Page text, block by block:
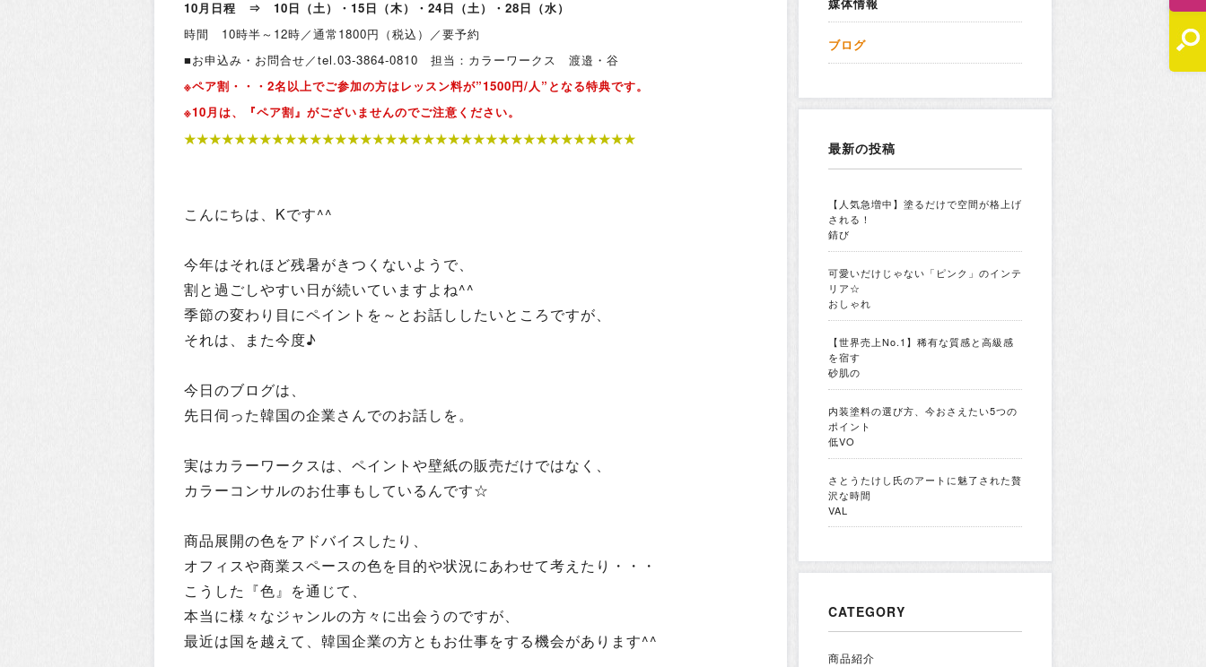
10月日程 ⇒ 10日（土）・15日（木）・24日（土）・28日（水）
時間 10時半～12時／通常1800円（税込）／要予約
■お申込み・お問合せ／tel.03-3864-0810 担当：カラーワークス 渡邉・谷
※ペア割・・・2名以上でご参加の方はレッスン料が”1500円/人”となる特典です。
※10月は、『ペア割』がございませんのでご注意ください。
★★★★★★★★★★★★★★★★★★★★★★★★★★★★★★★★★★★★
こんにちは、Kです^^
今年はそれほど残暑がきつくないようで、
割と過ごしやすい日が続いていますよね^^
季節の変わり目にペイントを～とお話ししたいところですが、
それは、また今度♪
今日のブログは、
先日伺った韓国の企業さんでのお話しを。
実はカラーワークスは、ペイントや壁紙の販売だけではなく、
カラーコンサルのお仕事もしているんです☆
商品展開の色をアドバイスしたり、
オフィスや商業スペースの色を目的や状況にあわせて考えたり・・・
こうした『色』を通じて、
本当に様々なジャンルの方々に出会うのですが、
最近は国を越えて、韓国企業の方ともお仕事をする機会があります^^
媒体情報
ブログ
最新の投稿
【人気急増中】塗るだけで空間が格上げ
される！
錆び
可愛いだけじゃない「ピンク」のインテ
リア☆
おしゃれ
【世界売上No.1】稀有な質感と高級感
を宿す
砂肌の
内装塗料の選び方、今おさえたい5つの
ポイント
低VO
さとうたけし氏のアートに魅了された贅
沢な時間
VAL
CATEGORY
商品紹介